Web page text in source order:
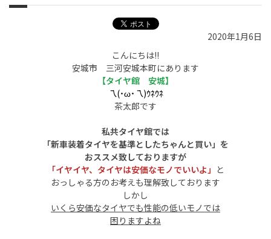
2020年1月6日
こんにちは!!
安城市 三河安城本町にあります
【タイヤ館 安城】
乁(˙ω˙乁)ｳﾈｳﾈ
茶太郎です
私共タイヤ館では
「新車装着タイヤを基準としたちゃんと買い」を
おススメ致しておりますが
「イヤイヤ、タイヤは安価なモノでいいよ」 と
おっしゃる方のお考えも理解致しております
しかし
いくら安価なタイヤでも性能の低いモノでは
困りますよね